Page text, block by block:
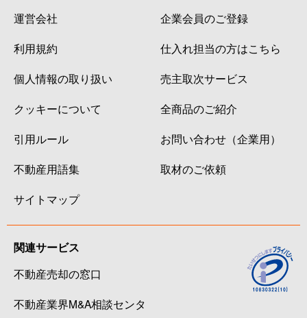
運営会社
利用規約
個人情報の取り扱い
クッキーについて
引用ルール
不動産用語集
サイトマップ
企業会員のご登録
仕入れ担当の方はこちら
売主取次サービス
全商品のご紹介
お問い合わせ（企業用）
取材のご依頼
関連サービス
不動産売却の窓口
不動産業界M&A相談センタ